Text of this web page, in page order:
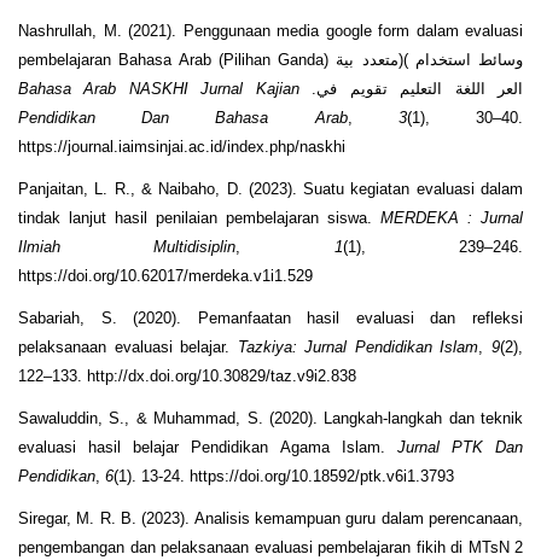
Nashrullah, M. (2021). Penggunaan media google form dalam evaluasi
pembelajaran Bahasa Arab (Pilihan Ganda) ‫وسائط ‫استخدام )‫(متعدد ‫بية
‫العر ‫اللغة ‫التعليم ‫تقويم ‫في.
Bahasa Arab NASKHI Jurnal Kajian
Pendidikan Dan Bahasa Arab, 3(1), 30–40.
https://journal.iaimsinjai.ac.id/index.php/naskhi
Panjaitan, L. R., & Naibaho, D. (2023). Suatu kegiatan evaluasi dalam
tindak lanjut hasil penilaian pembelajaran siswa. MERDEKA : Jurnal
Ilmiah Multidisiplin, 1(1), 239–246.
https://doi.org/10.62017/merdeka.v1i1.529
Sabariah, S. (2020). Pemanfaatan hasil evaluasi dan refleksi
pelaksanaan evaluasi belajar. Tazkiya: Jurnal Pendidikan Islam,9(2),
122–133. http://dx.doi.org/10.30829/taz.v9i2.838
Sawaluddin, S., & Muhammad, S. (2020). Langkah-langkah dan teknik
evaluasi hasil belajar Pendidikan Agama Islam. Jurnal PTK Dan
Pendidikan, 6(1). 13-24. https://doi.org/10.18592/ptk.v6i1.3793
Siregar, M. R. B. (2023). Analisis kemampuan guru dalam perencanaan,
pengembangan dan pelaksanaan evaluasi pembelajaran fikih di MTsN 2